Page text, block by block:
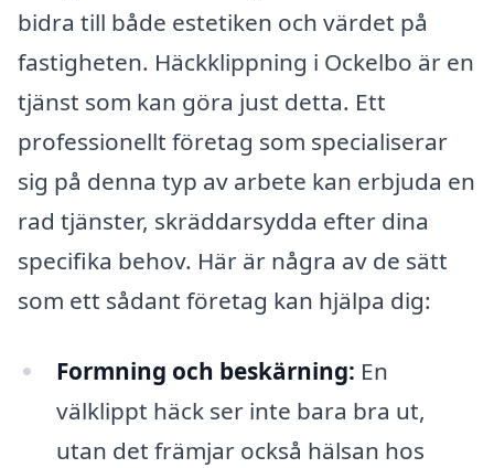
bidra till både estetiken och värdet på
fastigheten. Häckklippning i Ockelbo är en
tjänst som kan göra just detta. Ett
professionellt företag som specialiserar
sig på denna typ av arbete kan erbjuda en
rad tjänster, skräddarsydda efter dina
specifika behov. Här är några av de sätt
som ett sådant företag kan hjälpa dig:
Formning och beskärning: En
välklippt häck ser inte bara bra ut,
utan det främjar också hälsan hos